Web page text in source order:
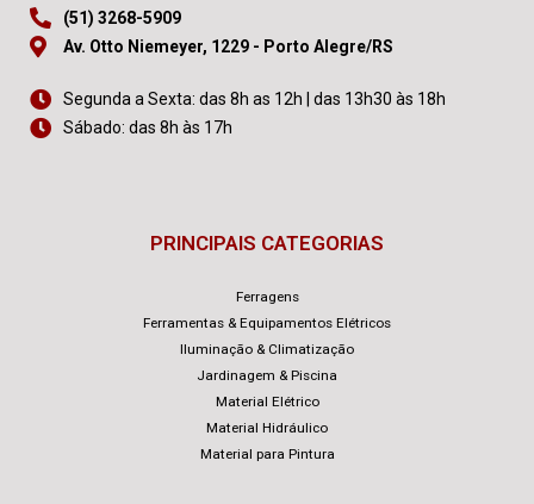
(51) 3268-5909
Av. Otto Niemeyer, 1229 - Porto Alegre/RS
Segunda a Sexta: das 8h as 12h | das 13h30 às 18h
Sábado: das 8h às 17h
PRINCIPAIS CATEGORIAS
Ferragens
Ferramentas & Equipamentos Elétricos
Iluminação & Climatização
Jardinagem & Piscina
Material Elétrico
Material Hidráulico
Material para Pintura